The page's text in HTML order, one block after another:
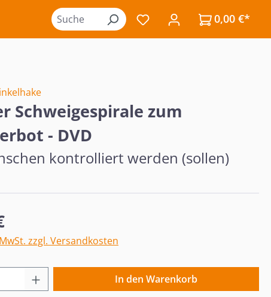
Du hast 0 Produkte auf
0,00 €*
Schweigespirale zum
- DVD
kontrolliert werden (sollen)
zzgl. Versandkosten
Anzahl: Gib den gewünschten Wert
In den Warenkorb